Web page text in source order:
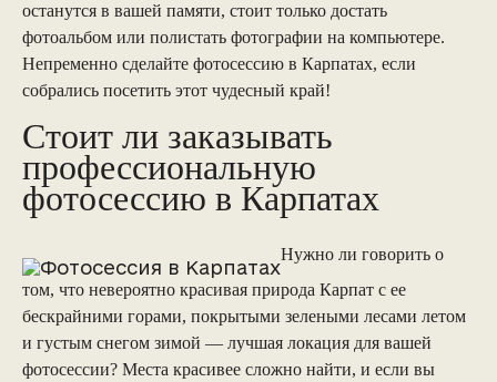
останутся в вашей памяти, стоит только достать
фотоальбом или полистать фотографии на компьютере.
Непременно сделайте фотосессию в Карпатах, если
собрались посетить этот чудесный край!
Стоит ли заказывать
профессиональную
фотосессию в Карпатах
Нужно ли говорить о
том, что невероятно красивая природа Карпат с ее
бескрайними горами, покрытыми зелеными лесами летом
и густым снегом зимой — лучшая локация для вашей
фотосессии? Места красивее сложно найти, и если вы